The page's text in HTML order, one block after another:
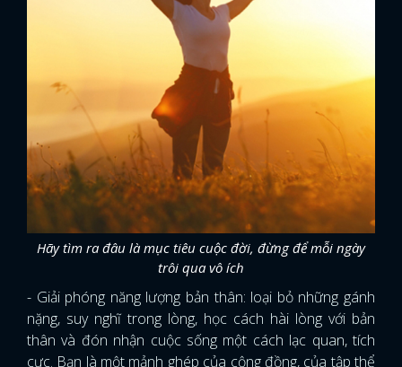
Hãy tìm ra đâu là mục tiêu cuộc đời, đừng để mỗi ngày
trôi qua vô ích
- Giải phóng năng lượng bản thân: loại bỏ những gánh
nặng, suy nghĩ trong lòng, học cách hài lòng với bản
thân và đón nhận cuộc sống một cách lạc quan, tích
cực. Bạn là một mảnh ghép của cộng đồng, của tập thể